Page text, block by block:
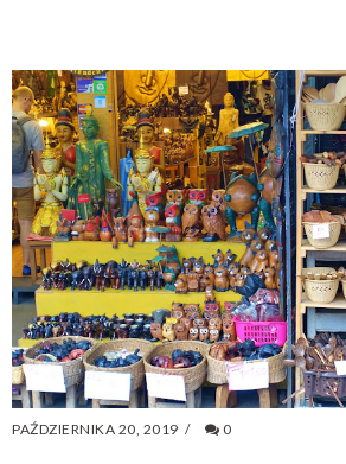
PAŹDZIERNIKA 20, 2019 / 0